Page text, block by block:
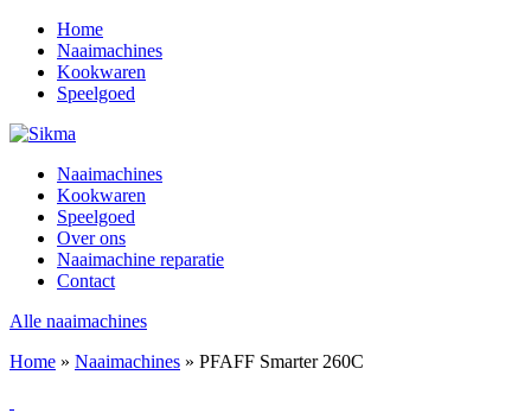
Home
Naaimachines
Kookwaren
Speelgoed
Naaimachines
Kookwaren
Speelgoed
Over ons
Naaimachine reparatie
Contact
Alle naaimachines
Home » Naaimachines » PFAFF Smarter 260C